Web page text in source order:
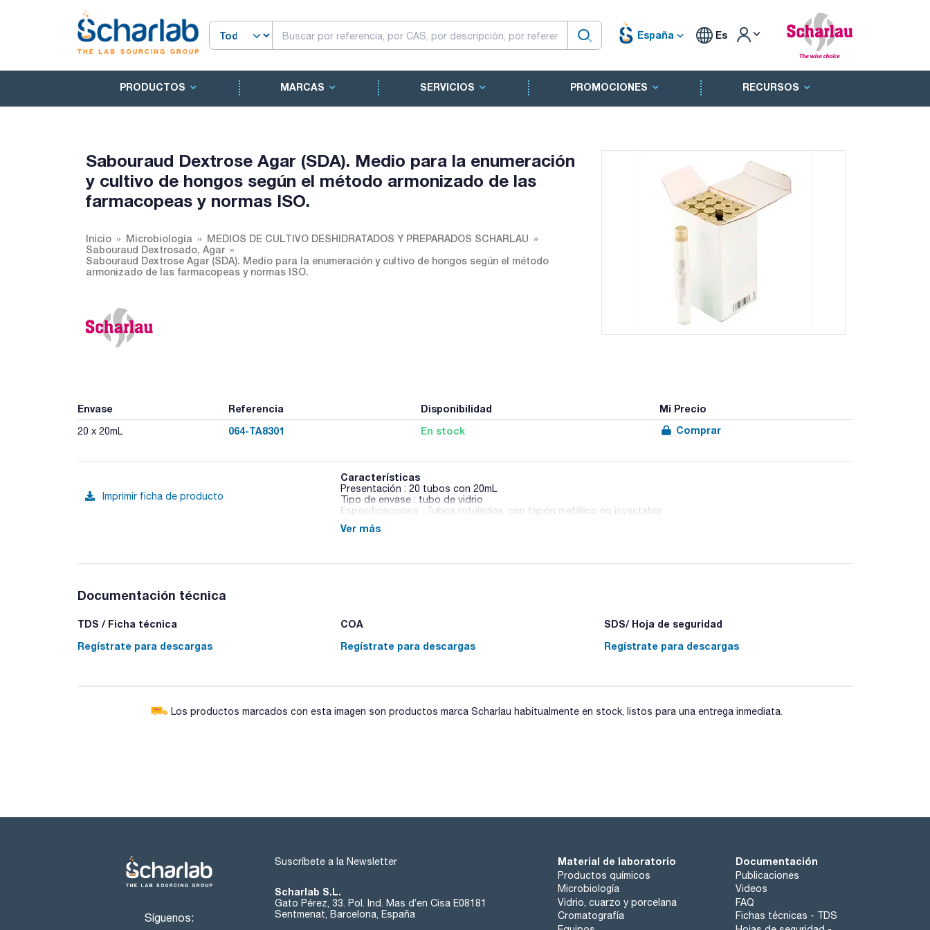
España Es
PRODUCTOS MARCAS SERVICIOS PROMOCIONES RECURSOS
Sabouraud Dextrose Agar (SDA). Medio para la enumeración
y cultivo de hongos según el método armonizado de las
farmacopeas y normas ISO.
Inicio Microbiología
MEDIOS DE CULTIVO DESHIDRATADOS Y PREPARADOS SCHARLAU
Sabouraud Dextrosado, Agar
Sabouraud Dextrose Agar (SDA). Medio para la enumeración y cultivo de hongos según el método
armonizado de las farmacopeas y normas ISO.
Envase Referencia Disponibilidad Mi Precio
20 x 20mL 064-TA8301 En stock Comprar
Imprimir ficha de producto
Características
Presentación : 20 tubos con 20mL
Tipo de envase : tubo de vidrio
Especificaciones : Tubos rotulados, con tapón metálico no inyectable
01-165
13681. Necesita los Suplementos Selectivos de Cloranfenicol (Ref. 06-118LYO1) y Oxitetraciclina (Ref. 06-
Ver más
Documentación técnica
TDS / Ficha técnica
Regístrate para descargas
COA
Regístrate para descargas
SDS/ Hoja de seguridad
Regístrate para descargas
Los productos marcados con esta imagen son productos marca Scharlau habitualmente en stock, listos para una entrega inmediata.
Síguenos:
Suscríbete a la Newsletter
Scharlab S.L.
Gato Pérez, 33. Pol. Ind. Mas d’en Cisa E08181
Sentmenat, Barcelona, España
Material de laboratorio
Productos químicos
Microbiología
Vidrio, cuarzo y porcelana
Cromatografía
Documentación
Publicaciones
Videos
FAQ
Fichas técnicas - TDS